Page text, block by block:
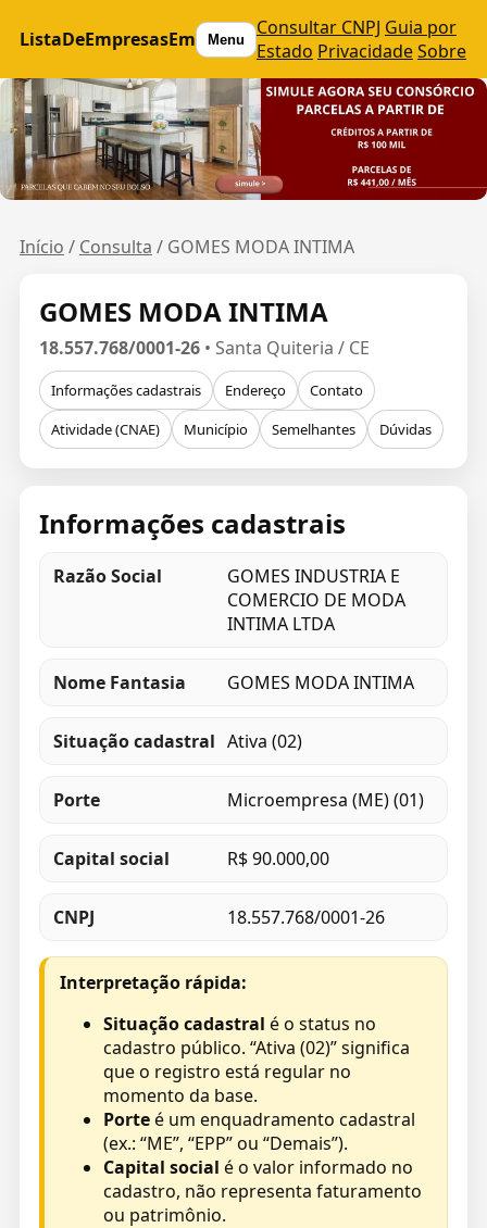
ListaDeEmpresasEm Menu Consultar CNPJ Guia por
Estado PrivacidadeSobre
Início / Consulta / GOMES MODA INTIMA
GOMES MODA INTIMA
18.557.768/0001-26• Santa Quiteria / CE
Informações cadastrais Endereço
Contato
Atividade (CNAE)
Município Semelhantes Dúvidas
Informações cadastrais
Razão Social
GOMES INDUSTRIA E
COMERCIO DE MODA
INTIMA LTDA
Nome Fantasia GOMES MODA INTIMA
Situação cadastral Ativa (02)
Porte Microempresa (ME) (01)
Capital social R$ 90.000,00
CNPJ 18.557.768/0001-26
Interpretação rápida:
Situação cadastral é o status no
cadastro público. “Ativa (02)” significa
que o registro está regular no
momento da base.
Porteé um enquadramento cadastral
(ex.: “ME”, “EPP” ou “Demais”).
Capital social é o valor informado no
cadastro, não representa faturamento
ou patrimônio.